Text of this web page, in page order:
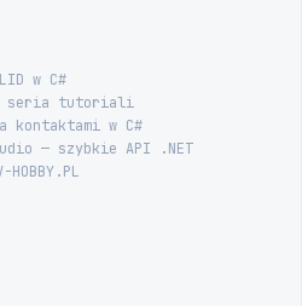
w C#
seria tutoriali
kontaktami w C#
— szybkie API .NET